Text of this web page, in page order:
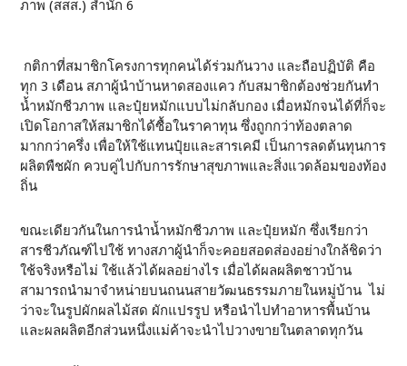
ภาพ (สสส.) สำนัก 6
กติกาที่สมาชิกโครงการทุกคนได้ร่วมกันวาง และถือปฏิบัติ คือ
ทุก 3 เดือน สภาผู้นำบ้านหาดสองแคว กับสมาชิกต้องช่วยกันทำ
น้ำหมักชีวภาพ และปุ๋ยหมักแบบไม่กลับกอง เมื่อหมักจนได้ที่ก็จะ
เปิดโอกาสให้สมาชิกได้ซื้อในราคาทุน ซึ่งถูกกว่าท้องตลาด
มากกว่าครึ่ง เพื่อให้ใช้แทนปุ๋ยและสารเคมี เป็นการลดต้นทุนการ
ผลิตพืชผัก ควบคู่ไปกับการรักษาสุขภาพและสิ่งแวดล้อมของท้อง
ถิ่น
ขณะเดียวกันในการนำน้ำหมักชีวภาพ และปุ๋ยหมัก ซึ่งเรียกว่า
สารชีวภัณฑ์ไปใช้ ทางสภาผู้นำก็จะคอยสอดส่องอย่างใกล้ชิดว่า
ใช้จริงหรือไม่ ใช้แล้วได้ผลอย่างไร เมื่อได้ผลผลิตชาวบ้าน
สามารถนำมาจำหน่ายบนถนนสายวัฒนธรรมภายในหมู่บ้าน ไม่
ว่าจะในรูปผักผลไม้สด ผักแปรรูป หรือนำไปทำอาหารพื้นบ้าน
และผลผลิตอีกส่วนหนึ่งแม่ค้าจะนำไปวางขายในตลาดทุกวัน